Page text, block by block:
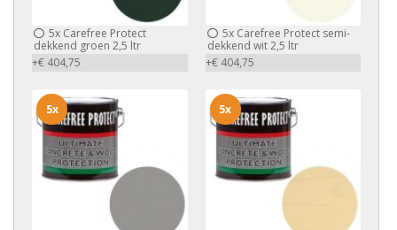
5x Carefree Protect
dekkend groen 2,5 ltr
+€ 404,75
5xCarefree Protect semi-
dekkend wit 2,5 ltr
+€ 404,75
5x 5x